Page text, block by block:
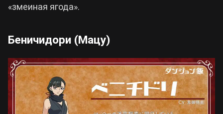
«змеиная ягода».
Беничидори (Мацу)